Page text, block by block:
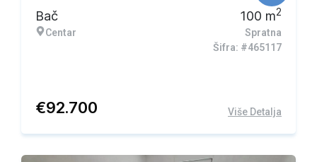
Bač
Centar
100 m2
Spratna
Šifra: #465117
€92.700 Više Detalja